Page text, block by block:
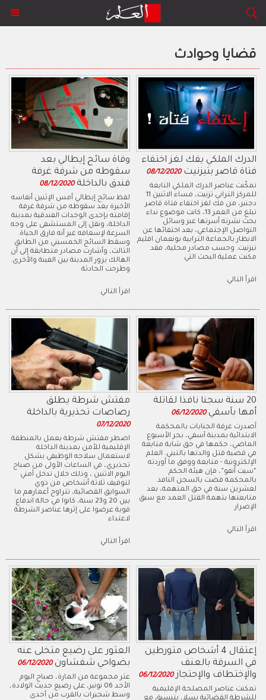
قضايا وحوادث
وفاة سائح إيطالي بعد
سقوطه من شرفة غرفة
فندق بالداخلة 08/12/2020
لفظ سائح إيطالي أمس الإثنين أنفاسه
الأخيرة بعد سقوطه من شرفة غرفة
إقامته بإحدى الوحدات الفندقية بمدينة
الداخلة، ونقل إلى المستشفى على وجه
السرعة لإسعافه غير أنه فارق الحياة.
وسقط السائح الخمسيني من الطابق
الثالث، وأشارت مصادر متطابقة إلى أن
الهالك يزور المدينة بين الفينة والأخرى.
وطرحت الحادثة
اقرأ التالي
الدرك الملكي يفك لغز اختفاء
فتاة قاصر بتيزنيت 08/12/2020
تمكّنت عناصر الدرك الملكي التابعة
للمركز الترابي تزنيت، مساء الاثنين 11
دجنبر، من فك لغز اختفاء فتاة قاصر
تبلغ من العمر 13، كانت موضوع نداء
بحث نشرته أسرتها عبر وسائل
التواصل الإجتماعي، بعد اختفائها عن
الانظار بالجماعة الترابية بونعمان اقليم
تيزنيت. وحسب مصادر محلية، فقد
مكنت عملية البحث التي
اقرأ التالي
مفتش شرطة يطلق
رصاصات تحذيرية بالداخلة
07/12/2020
اضطر مفتش شرطة يعمل بالمنطقة
الإقليمية للأمن بمدينة الداخلة
لاستعمال سلاحه الوظيفي بشكل
تحذيري، في الساعات الأولى من صباح
اليوم الاثنين ، وذلك خلال تدخل أمني
لتوقيف ثلاثة أشخاص من ذوي
السوابق القضائية، تتراوح أعمارهم ما
بين 20 و23 سنة، كانوا في حالة اندفاع
قوية عرضوا على إثرها عناصر الشرطة
لاعتداء
اقرأ التالي
20 سنة سجنا نافذا لقاتلة
أمها بآسفي 06/12/2020
أصدرت غرفة الجنايات بالمحكمة
الابتدائية بمدينة آسفي، بحر الأسبوع
الماضي، حكمها في حق شابة متابعة
في قضية قتل والدتها بالتبني. العلم
الإلكترونية - متابعة ووفق ما أوردته
“سيت أنفو”، فإن هيئة الحكم
بالمحكمة قضت بالسجن النافذ
لعشرين سنة في حق المتهمة، بعد
متابعتها بتهمة القتل العمد مع سبق
الإصرار
اقرأ التالي
العثور على رضيع متخلى عنه
بضواحي شفشاون 06/12/2020
عثر مجموعة من المارة، صباح اليوم
الأحد 06 نونبر، على رضيع حديث الولادة،
وسط شجيرات بالقرب من أحدى
إعتقال 4 أشخاص متورطين
في السرقة بالعنف
والإختطاف والإحتجاز 06/12/2020
تمكنت عناصر المصلحة الإقليمية
للشرطة القضائية بسلا، بتنسيق مع